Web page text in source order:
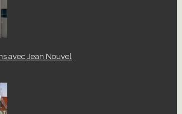
avec Jean Nouvel